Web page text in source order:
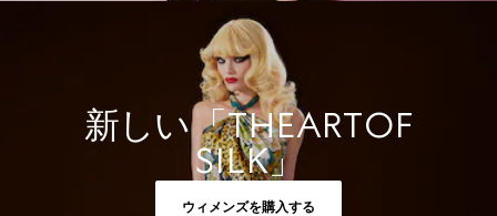
新しい 「THE ART OF
SILK」
ウィメンズを購入する